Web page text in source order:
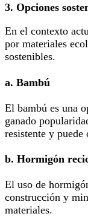
3. Opciones
En el contexto
por materiales
sostenibles.
a. Bambú
El bambú es una
ganado
resistente y
b. Hormigón
El uso de
construcción y
materiales.